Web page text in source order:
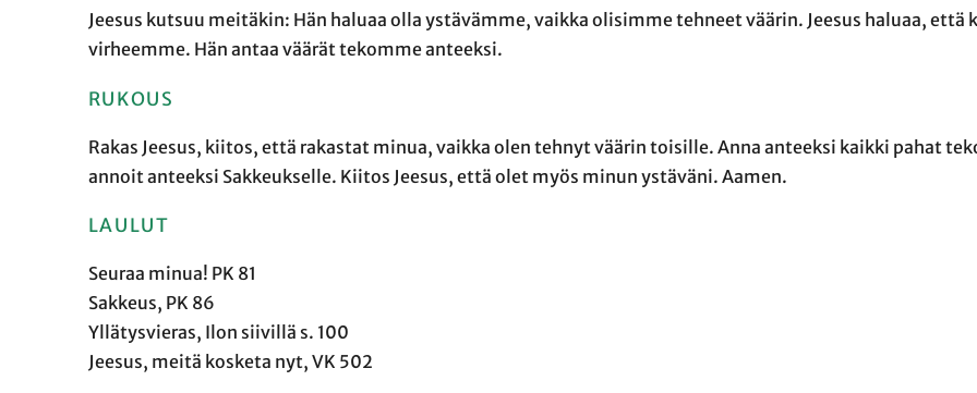
Jeesus kutsuu meitäkin: Hän haluaa olla ystävämme, vaikka olisimme tehneet väärin. Jeesus haluaa, että
virheemme. Hän antaa väärät tekomme anteeksi.
RUKOUS
Rakas Jeesus, kiitos, että rakastat minua, vaikka olen tehnyt väärin toisille. Anna anteeksi kaikki pahat
annoit anteeksi Sakkeukselle. Kiitos Jeesus, että olet myös minun ystäväni. Aamen.
LAULUT
Seuraa minua! PK 81
Sakkeus, PK 86
Yllätysvieras, Ilon siivillä s. 100
Jeesus, meitä kosketa nyt, VK 502